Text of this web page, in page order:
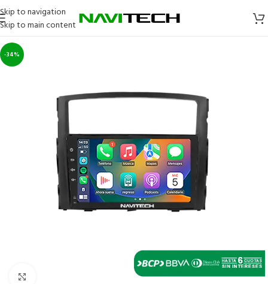
Skip to navigation
Skip to main content
-34%